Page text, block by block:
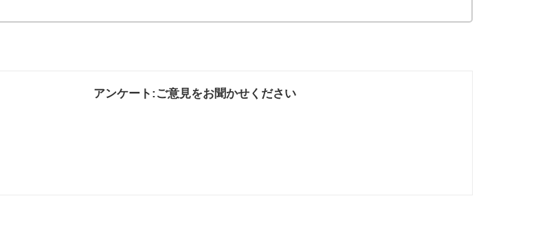
アンケート:ご意見をお聞かせください